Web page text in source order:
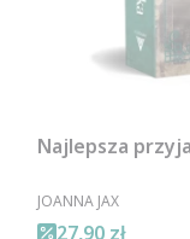
Najlepsza
PRODUCENT
JOANNA JAX
Cena
27,90 zł